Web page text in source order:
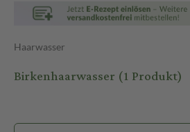
Haarwasser
Birkenhaarwasser (1 Produkt)